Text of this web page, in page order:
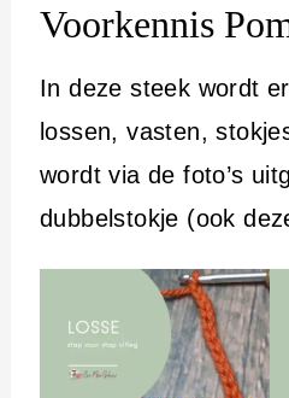
Voorkennis
In deze steek wordt
lossen, vasten,
wordt via de foto’s
dubbelstokje (ook